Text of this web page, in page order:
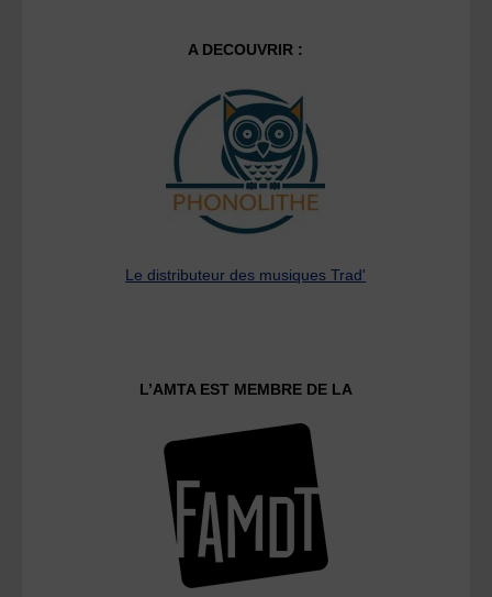
A DECOUVRIR :
Le distributeur des musiques Trad'
L’AMTA EST MEMBRE DE LA